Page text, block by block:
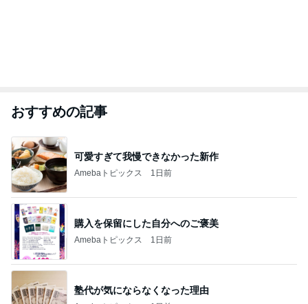
おすすめの記事
可愛すぎて我慢できなかった新作
Amebaトピックス 1日前
購入を保留にした自分へのご褒美
Amebaトピックス 1日前
塾代が気にならなくなった理由